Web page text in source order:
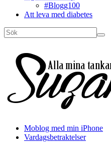
#Blogg100
Att leva med diabetes
Moblog med min iPhone
Vardagsbetraktelser